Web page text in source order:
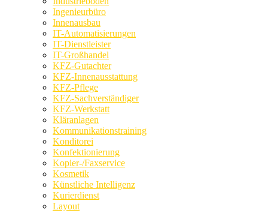
Ingenieurbüro
Innenausbau
IT-Automatisierungen
IT-Dienstleister
IT-Großhandel
KFZ-Gutachter
KFZ-Innenausstattung
KFZ-Pflege
KFZ-Sachverständiger
KFZ-Werkstatt
Kläranlagen
Kommunikationstraining
Konditorei
Konfektionierung
Kopier-/Faxservice
Kosmetik
Künstliche Intelligenz
Kurierdienst
Layout